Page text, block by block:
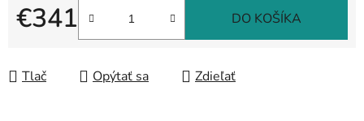
€341
Jednotková cena:
DO KOŠÍKA
Tlač Opýtať sa Zdieľať